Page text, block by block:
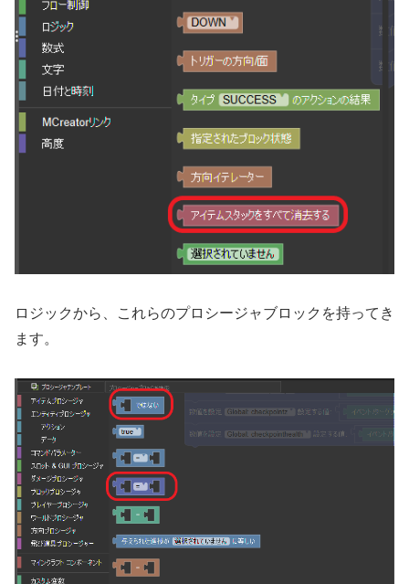
ロジックから、これらのプロシージャブロックを持ってき
ます。